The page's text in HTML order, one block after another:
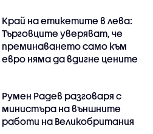
Край на етикетите в лева:
Търговците уверяват, че
преминаването само към
евро няма да вдигне цените
Румен Радев разговаря с
министъра на външните
работи на Великобритания